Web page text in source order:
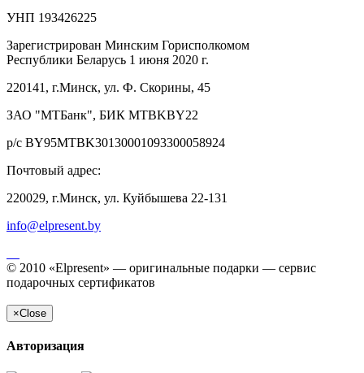
УНП 193426225
Зарегистрирован Минским Горисполкомом
Республики Беларусь 1 июня 2020 г.
220141, г.Минск, ул. Ф. Скорины, 45
ЗАО "МТБанк", БИК MTBKBY22
р/с BY95MTBK30130001093300058924
Почтовый адрес:
220029, г.Минск, ул. Куйбышева 22-131
info@elpresent.by
© 2010 «Elpresent» — оригинальные подарки — сервис
подарочных сертификатов
×Close
Авторизация